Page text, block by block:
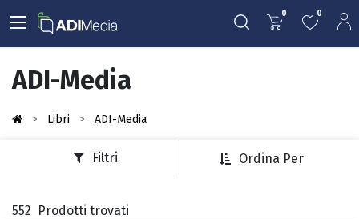
0 0
ADI-Media
Libri ADI-Media
Filtri Ordina Per
552 Prodotti trovati